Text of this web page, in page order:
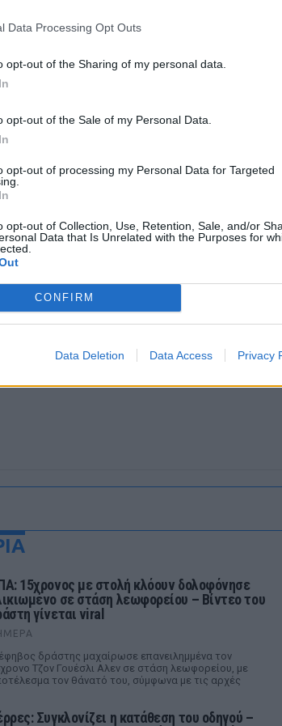
Data Processing Opt Outs
opt-out of the Sharing of my personal data.
opt-out of the Sale of my Personal Data.
opt-out of processing my Personal Data for Targeted
opt-out of Collection, Use, Retention, Sale, and/or
Data that Is Unrelated with the Purposes for
CONFIRM
Data Deletion Data Access Privacy
και στο Instagram
15χρονος με στολή κλόουν δολοφόνησε
σε στάση λεωφορείου – Βίντεο του
γίνεται viral
δράστης μαχαίρωσε επανειλημμένα τον
Τζον Γουέσλι Αλεν σε στάση λεωφορείου, με
τον θάνατό του, σύμφωνα με τις αρχές
Συγκλονίζει η κατάθεση του οδηγού –